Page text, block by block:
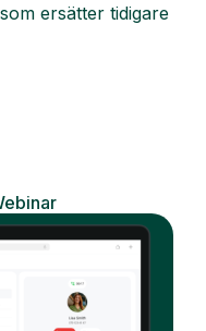
ersätter tidigare